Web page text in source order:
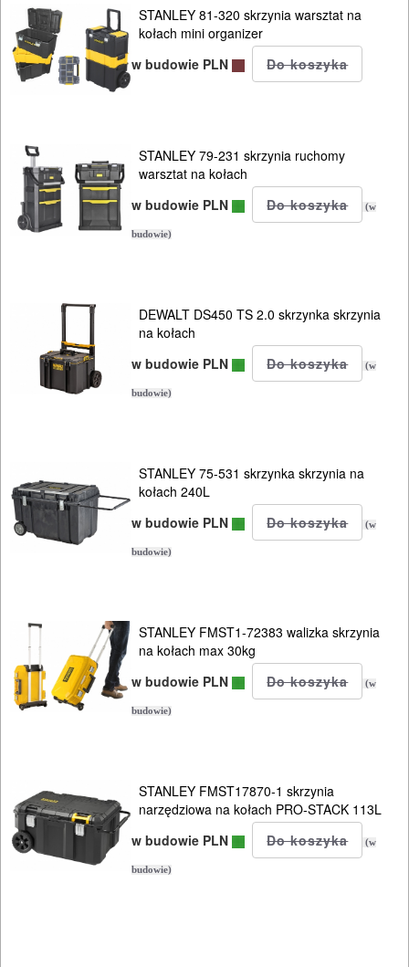
AGREGATY
PRĄDOWE
BHP
SPRZĘT
OGRODNICZE
NARZĘDZIA
PILARKI-
KOSIARKI-
CIŚNIENIOWE
STANLEY 81-320 skrzynia warsztat na
kołach mini organizer
w budowie PLN
STANLEY 79-231 skrzynia ruchomy
warsztat na kołach
w budowie PLN
(w
budowie)
DEWALT DS450 TS 2.0 skrzynka skrzynia
na kołach
w budowie PLN
(w
budowie)
STANLEY 75-531 skrzynka skrzynia na
kołach 240L
w budowie PLN
(w
budowie)
STANLEY FMST1-72383 walizka skrzynia
na kołach max 30kg
w budowie PLN
(w
budowie)
STANLEY FMST17870-1 skrzynia
narzędziowa na kołach PRO-STACK 113L
w budowie PLN
(w
budowie)